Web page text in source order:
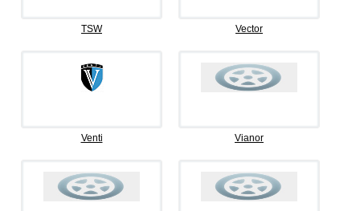
TSW Vector
Venti Vianor